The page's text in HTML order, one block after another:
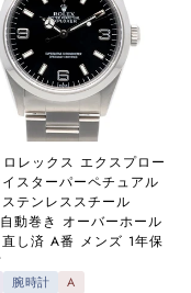
ロレックス エクスプロー
スターパーペチュアル
テンレススチール
動巻き オーバーホール
し済 A番 メンズ 1年保
腕時計 A